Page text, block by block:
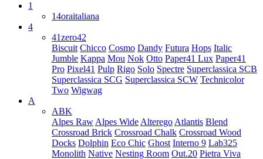
1
14oraitaliana
4
41zero42
Biscuit Chicco Cosmo Dandy Futura Hops Italic
Jumble Kappa Mou Nok Otto Paper41 Lux Paper41
Pro Pixel41 Pulp Rigo Solo Spectre Superclassica SCB
Superclassica SCG Superclassica SCW Technicolor
Two Wigwag
A
ABK
Alpes Raw Alpes Wide Alterego Atlantis Blend
Crossroad Brick Crossroad Chalk Crossroad Wood
Docks Dolphin Eco Chic Ghost Interno 9 Lab325
Monolith Native Nesting Room Out.20 Pietra Viva